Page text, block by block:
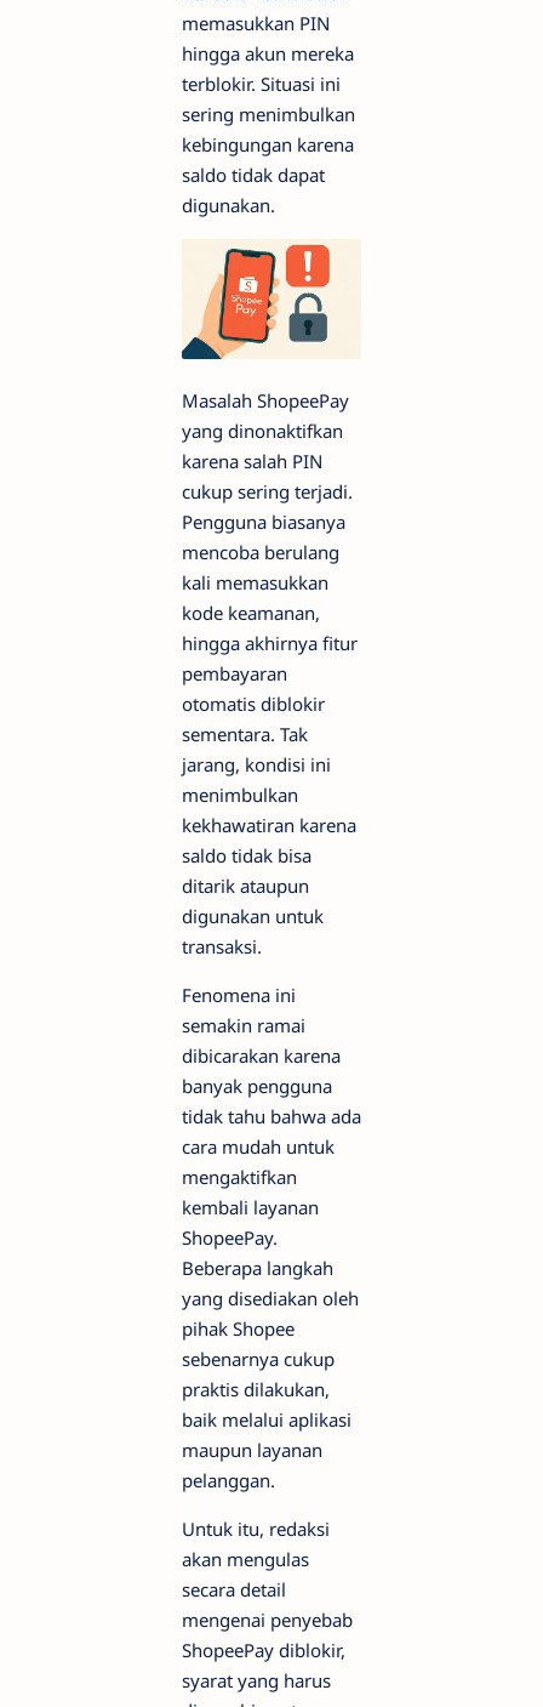
memasukkan PIN
hingga akun mereka
terblokir. Situasi ini
sering menimbulkan
kebingungan karena
saldo tidak dapat
digunakan.
Masalah ShopeePay
yang dinonaktifkan
karena salah PIN
cukup sering terjadi.
Pengguna biasanya
mencoba berulang
kali memasukkan
kode keamanan,
hingga akhirnya fitur
pembayaran
otomatis diblokir
sementara. Tak
jarang, kondisi ini
menimbulkan
kekhawatiran karena
saldo tidak bisa
ditarik ataupun
digunakan untuk
transaksi.
Fenomena ini
semakin ramai
dibicarakan karena
banyak pengguna
tidak tahu bahwa ada
cara mudah untuk
mengaktifkan
kembali layanan
ShopeePay.
Beberapa langkah
yang disediakan oleh
pihak Shopee
sebenarnya cukup
praktis dilakukan,
baik melalui aplikasi
maupun layanan
pelanggan.
Untuk itu, redaksi
akan mengulas
secara detail
mengenai penyebab
ShopeePay diblokir,
syarat yang harus